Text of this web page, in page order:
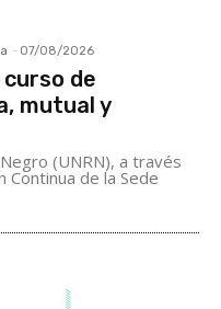
- 07/08/2026
curso de
mutual y
(UNRN), a través
Continua de la Sede